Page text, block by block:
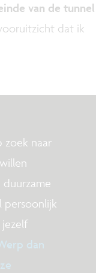
van de tunnel
dat ik
zoek naar
persoonlijk
jezelf
dan